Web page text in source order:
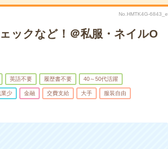
No.HMTK4G-6843_e
ックなど！＠私服・ネイルO
英語不要 履歴書不要 40～50代活躍
業少 金融 交費支給 大手 服装自由